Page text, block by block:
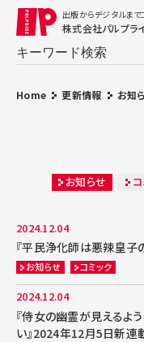
出版からデジタルまで
株式会社パルプラ
Home 更新情報 お知
お知らせ
2024.12.04
『平民浄化師は悪辣皇
お知らせ コミック
2024.12.04
『侍女の幽霊が見えるよ
い』2024年12月5日新連